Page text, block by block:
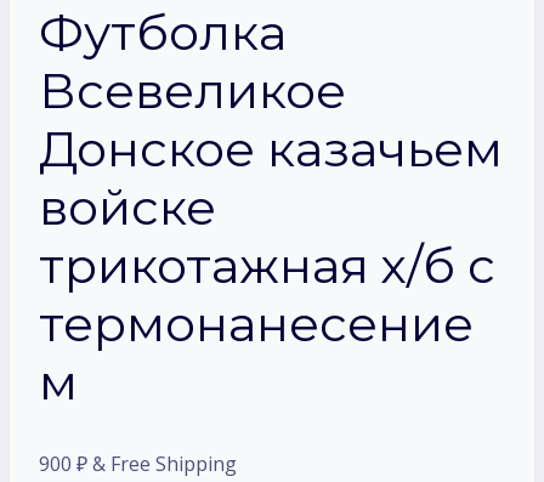
Футболка
Всевеликое
Донское казачьем
войске
трикотажная х/б с
термонанесение
м
900 ₽& Free Shipping